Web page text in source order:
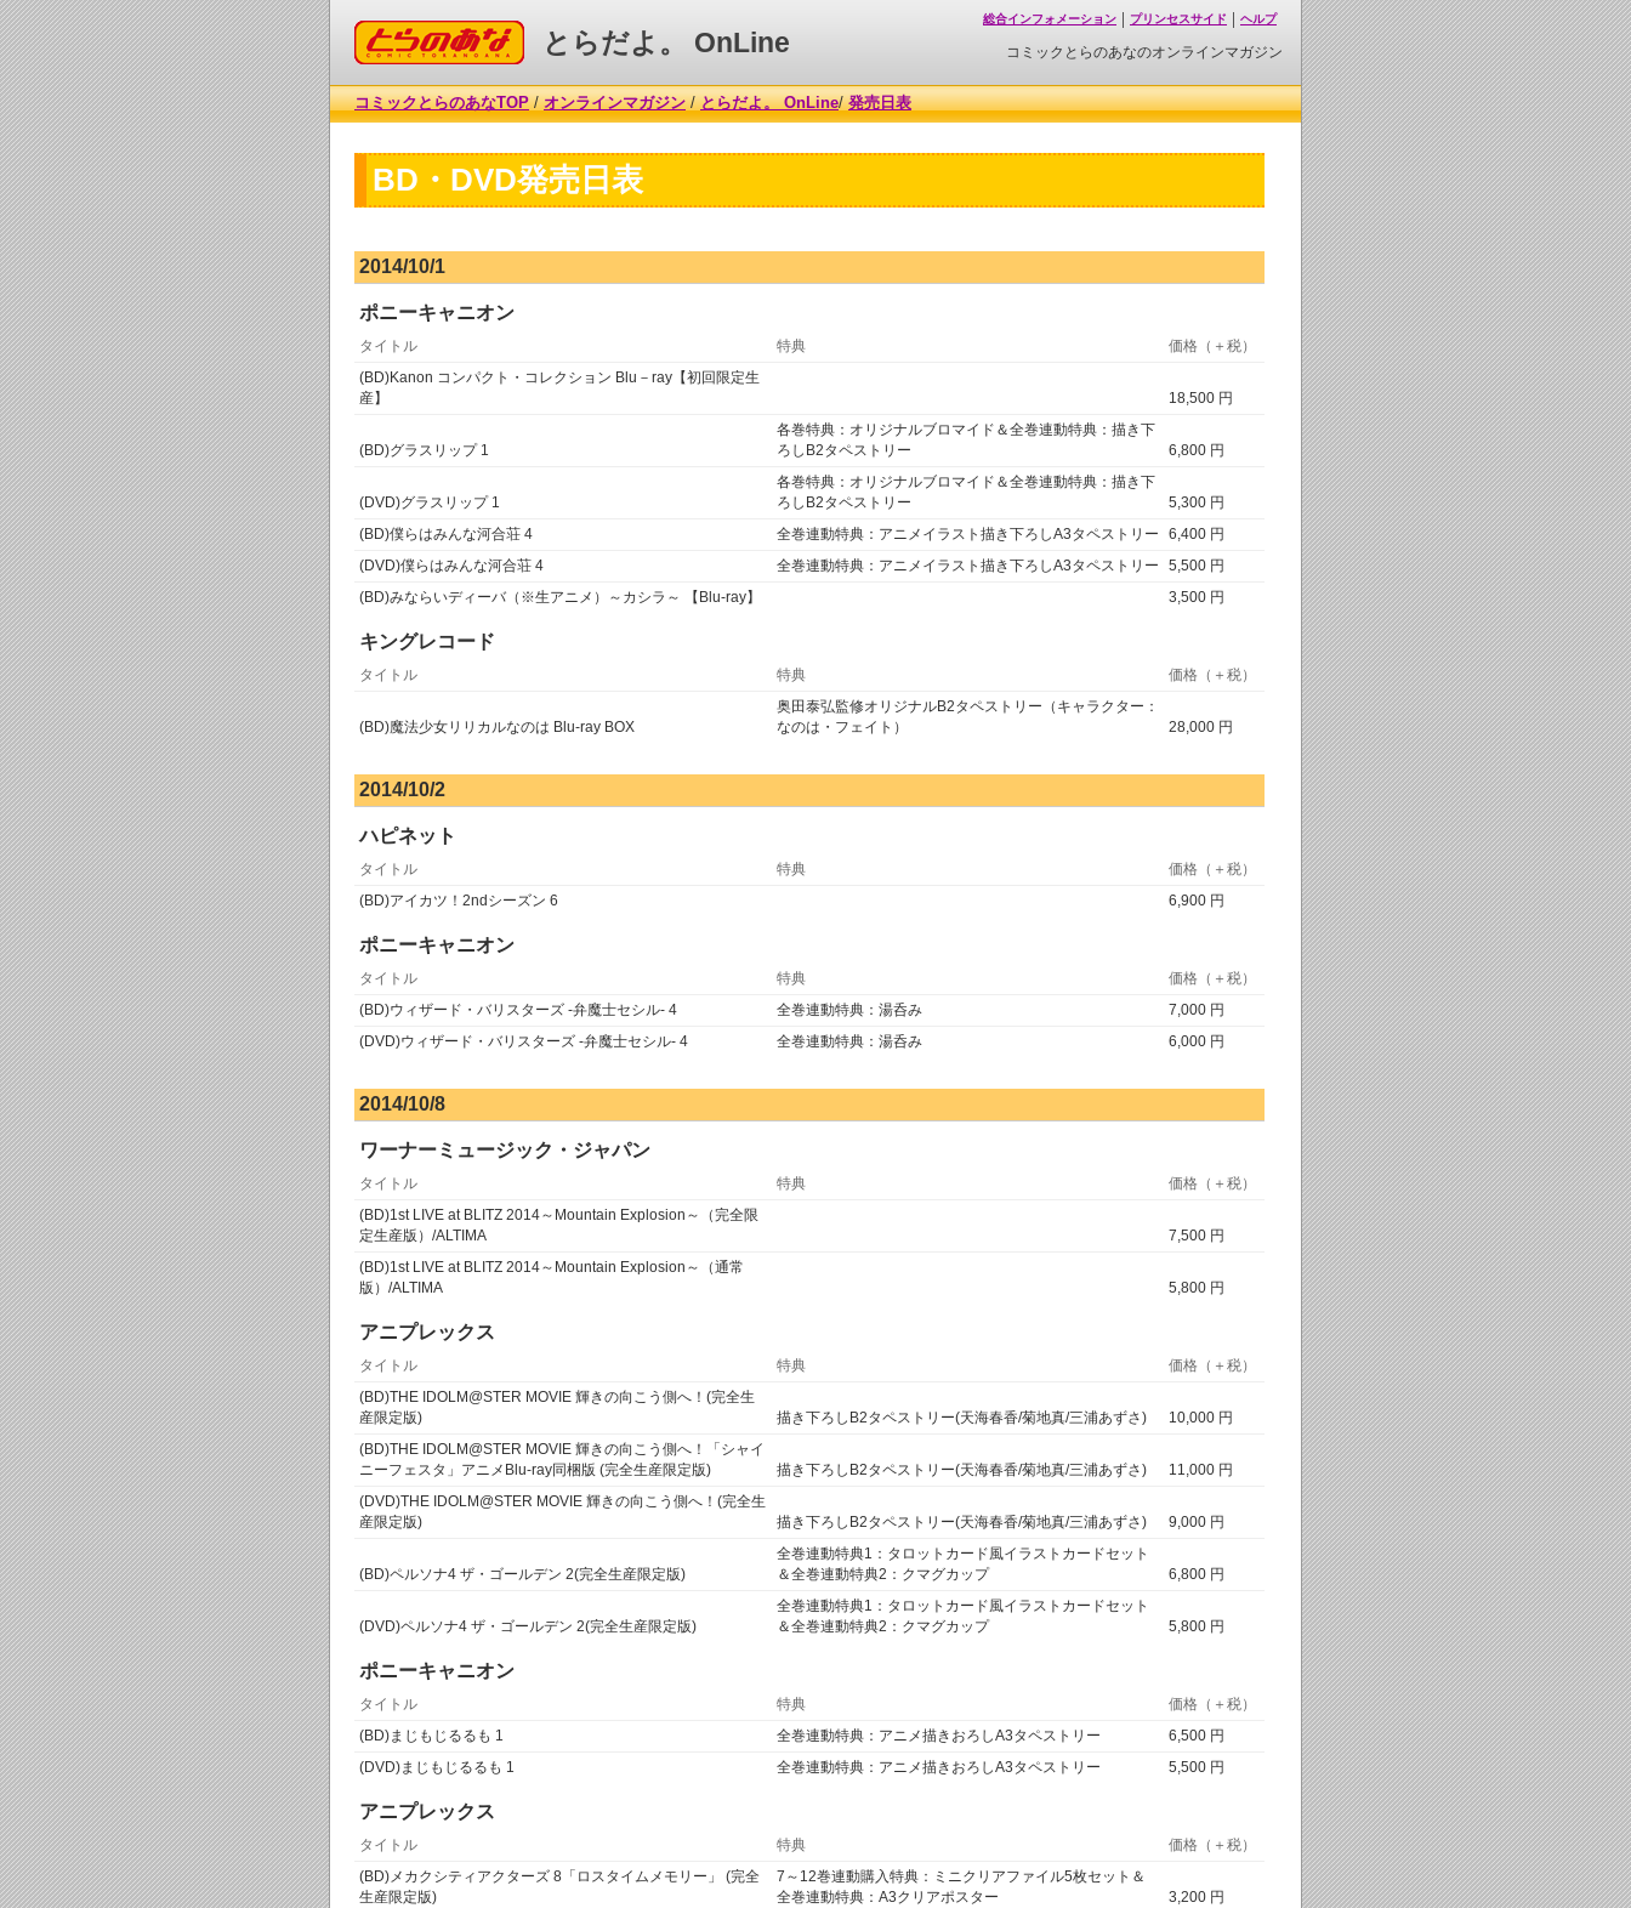
コミックとらのあな とらだよ。 OnLine コミックとらのあなのオンラインマガジン
総合インフォメーション プリンセスサイド ヘルプ
コミックとらのあなTOP/オンラインマガジン/とらだよ。 OnLine/発売日表
BD・DVD発売日表
2014/10/1
ポニーキャニオン
タイトル 特典
価格（＋税）
(BD)Kanon コンパクト・コレクション Blu－ray【初回限定生
産】
18,500 円
(BD)グラスリップ 1
各巻特典：オリジナルブロマイド＆全巻連動特典：描き下
ろしB2タペストリー
6,800 円
(DVD)グラスリップ 1
各巻特典：オリジナルブロマイド＆全巻連動特典：描き下
ろしB2タペストリー
5,300 円
(BD)僕らはみんな河合荘 4
全巻連動特典：アニメイラスト描き下ろしA3タペストリー
6,400 円
(DVD)僕らはみんな河合荘 4
全巻連動特典：アニメイラスト描き下ろしA3タペストリー
5,500 円
(BD)みならいディーバ（※生アニメ）～カシラ～ 【Blu-ray】
3,500 円
キングレコード
タイトル 特典 価格（＋税）
(BD)魔法少女リリカルなのは Blu-ray BOX
奥田泰弘監修オリジナルB2タペストリー（キャラクター：
なのは・フェイト）
28,000 円
2014/10/2
ハピネット
タイトル 特典
価格（＋税）
(BD)アイカツ！2ndシーズン 6
6,900 円
ポニーキャニオン
タイトル 特典
価格（＋税）
(BD)ウィザード・バリスターズ -弁魔士セシル- 4
全巻連動特典：湯呑み
7,000 円
(DVD)ウィザード・バリスターズ -弁魔士セシル- 4
全巻連動特典：湯呑み 6,000 円
2014/10/8
ワーナーミュージック・ジャパン
タイトル 特典
価格（＋税）
(BD)1st LIVE at BLITZ 2014～Mountain Explosion～（完全限
定生産版）/ALTIMA
7,500 円
(BD)1st LIVE at BLITZ 2014～Mountain Explosion～（通常
版）/ALTIMA
5,800 円
アニプレックス
タイトル 特典
価格（＋税）
(BD)THE IDOLM@STER MOVIE 輝きの向こう側へ！(完全生
産限定版)
描き下ろしB2タペストリー(天海春香/菊地真/三浦あずさ)
10,000 円
(BD)THE IDOLM@STER MOVIE 輝きの向こう側へ！「シャイ
ニーフェスタ」アニメBlu-ray同梱版 (完全生産限定版)
描き下ろしB2タペストリー(天海春香/菊地真/三浦あずさ)
11,000 円
(DVD)THE IDOLM@STER MOVIE 輝きの向こう側へ！(完全生
産限定版)
描き下ろしB2タペストリー(天海春香/菊地真/三浦あずさ) 9,000 円
(BD)ペルソナ4 ザ・ゴールデン 2(完全生産限定版)
全巻連動特典1：タロットカード風イラストカードセット
＆全巻連動特典2：クマグカップ
6,800 円
(DVD)ペルソナ4 ザ・ゴールデン 2(完全生産限定版)
全巻連動特典1：タロットカード風イラストカードセット
＆全巻連動特典2：クマグカップ
5,800 円
ポニーキャニオン
タイトル 特典
価格（＋税）
(BD)まじもじるるも 1
全巻連動特典：アニメ描きおろしA3タペストリー
6,500 円
(DVD)まじもじるるも 1
全巻連動特典：アニメ描きおろしA3タペストリー 5,500 円
アニプレックス
タイトル 特典
価格（＋税）
(BD)メカクシティアクターズ 8「ロスタイムメモリー」 (完全
生産限定版)
7～12巻連動購入特典：ミニクリアファイル5枚セット＆
全巻連動特典：A3クリアポスター
3,200 円